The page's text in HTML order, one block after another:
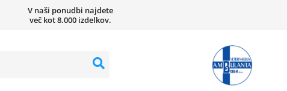
V naši ponudbi najdete
več kot 8.000 izdelkov.